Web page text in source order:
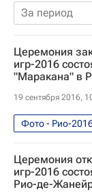
За период
Церемония
игр-2016
"Маракана" в
19 сентября 2016,
Фото - Рио-
Паралимпизм
Церемония
игр-2016
Рио-де-